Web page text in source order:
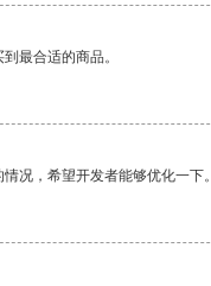
最合适的商品。
况，希望开发者能够优化一下。